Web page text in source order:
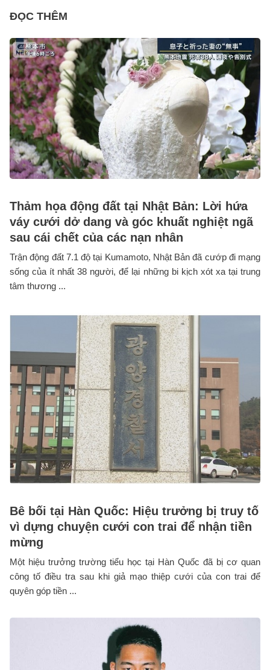
ĐỌC THÊM
Thảm họa động đất tại Nhật Bản: Lời hứa
váy cưới dở dang và góc khuất nghiệt ngã
sau cái chết của các nạn nhân
Trận động đất 7.1 độ tại Kumamoto, Nhật Bản đã cướp đi mạng
sống của ít nhất 38 người, để lại những bi kịch xót xa tại trung
tâm thương ...
Bê bối tại Hàn Quốc: Hiệu trưởng bị truy tố
vì dựng chuyện cưới con trai để nhận tiền
mừng
Một hiệu trưởng trường tiểu học tại Hàn Quốc đã bị cơ quan
công tố điều tra sau khi giả mạo thiệp cưới của con trai để
quyên góp tiền ...